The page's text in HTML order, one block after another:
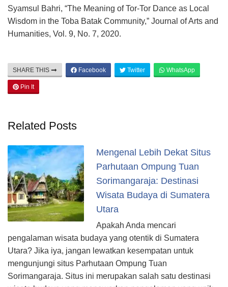
Syamsul Bahri, “The Meaning of Tor-Tor Dance as Local
Wisdom in the Toba Batak Community,” Journal of Arts and
Humanities, Vol. 9, No. 7, 2020.
SHARE THIS Facebook Twitter WhatsApp
Pin It
Related Posts
Mengenal Lebih Dekat Situs
Parhutaan Ompung Tuan
Sorimangaraja: Destinasi
Wisata Budaya di Sumatera
Utara
Apakah Anda mencari
pengalaman wisata budaya yang otentik di Sumatera
Utara? Jika iya, jangan lewatkan kesempatan untuk
mengunjungi situs Parhutaan Ompung Tuan
Sorimangaraja. Situs ini merupakan salah satu destinasi